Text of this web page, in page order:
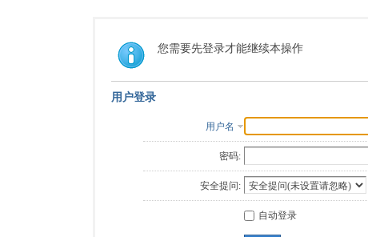
索
您需要先登录才能继续本操作
用户登录
用户名
密码:
安全提问:
自动登录